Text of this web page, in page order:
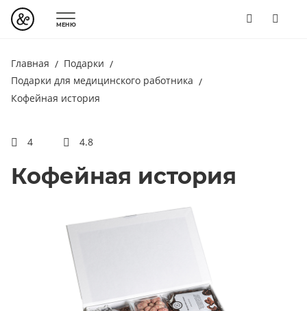
МЕНЮ
Главная
Подарки
Подарки для медицинского работника
Кофейная история
4 4.8
Кофейная история